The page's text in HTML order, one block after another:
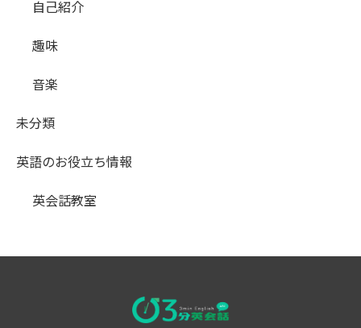
自己紹介
趣味
音楽
未分類
英語のお役立ち情報
英会話教室